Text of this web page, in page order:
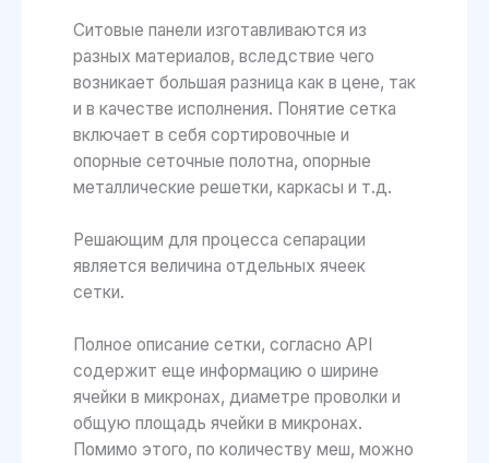
Ситовые панели изготавливаются из
разных материалов, вследствие чего
возникает большая разница как в цене, так
и в качестве исполнения. Понятие сетка
включает в себя сортировочные и
опорные сеточные полотна, опорные
металлические решетки, каркасы и т.д.
Решающим для процесса сепарации
является величина отдельных ячеек
сетки.
Полное описание сетки, согласно API
содержит еще информацию о ширине
ячейки в микронах, диаметре проволки и
общую площадь ячейки в микронах.
Помимо этого, по количеству меш, можно